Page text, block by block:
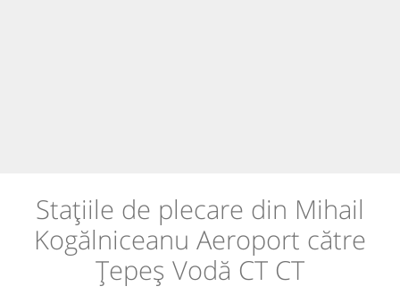
Stațiile de plecare din Mihail
Kogălniceanu Aeroport către
Țepeș Vodă CT CT